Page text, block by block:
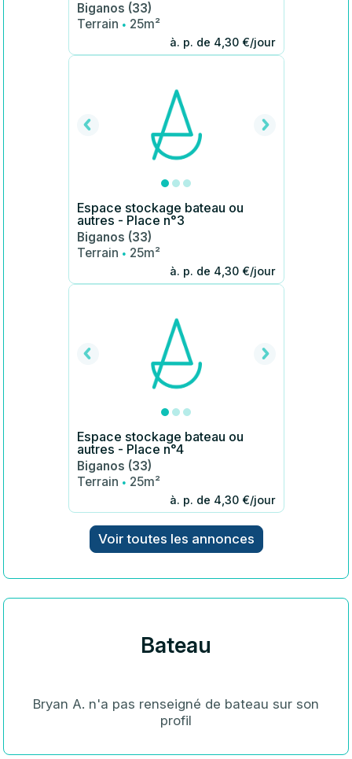
Biganos (33)
Terrain · 25m²
à. p. de 4,30 €/jour
Espace stockage bateau ou
autres - Place n°3
Biganos (33)
Terrain · 25m²
à. p. de 4,30 €/jour
Espace stockage bateau ou
autres - Place n°4
Biganos (33)
Terrain · 25m²
à. p. de 4,30 €/jour
Voir toutes les annonces
Bateau
Bryan A. n'a pas renseigné de bateau sur son
profil